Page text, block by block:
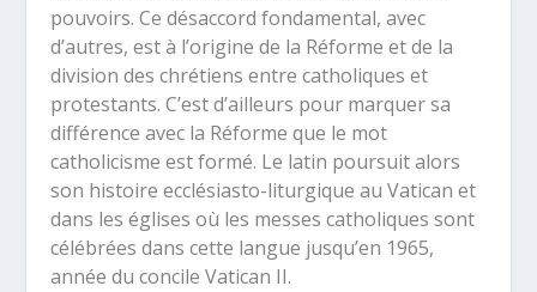
pouvoirs. Ce désaccord fondamental, avec
d’autres, est à l’origine de la Réforme et de la
division des chrétiens entre catholiques et
protestants. C’est d’ailleurs pour marquer sa
différence avec la Réforme que le mot
catholicisme est formé. Le latin poursuit alors
son histoire ecclésiasto-liturgique au Vatican et
dans les églises où les messes catholiques sont
célébrées dans cette langue jusqu’en 1965,
année du concile Vatican II.